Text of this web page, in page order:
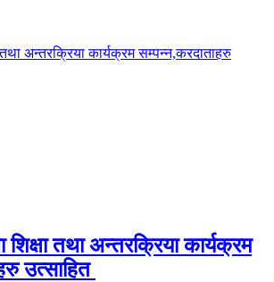
अन्तरक्रिया कार्यक्रम सम्पन्न,करदाताहरु
तथा अन्तरक्रिया कार्यक्रम
उत्साहित